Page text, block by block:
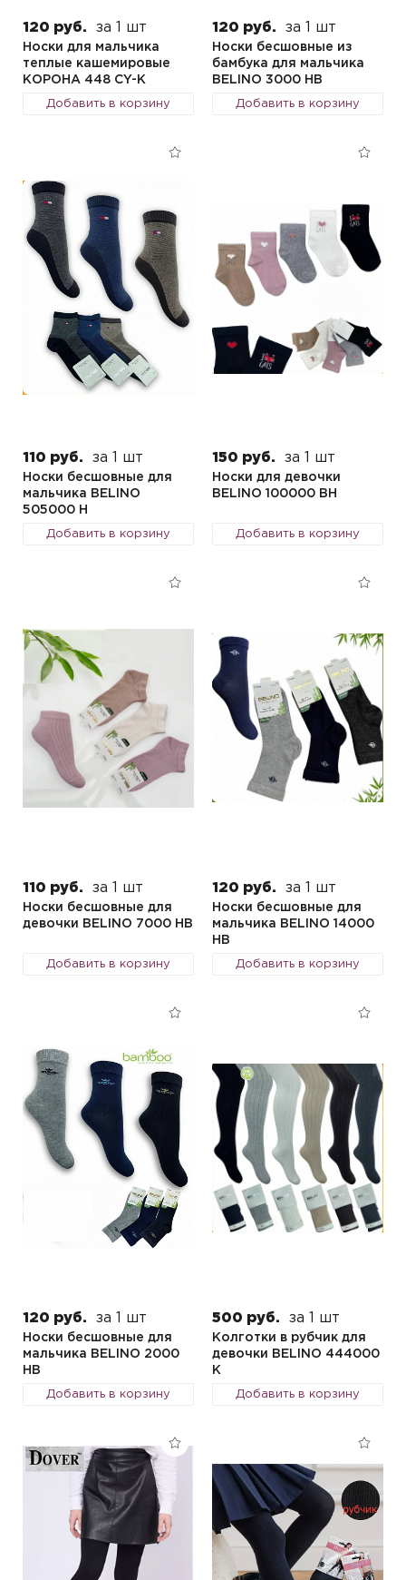
120 руб. за 1 шт
Носки для мальчика
теплые кашемировые
КОРОНА 448 CY-K
Добавить в корзину
120 руб. за 1 шт
Носки бесшовные из
бамбука для мальчика
BELINO 3000 HB
Добавить в корзину
110 руб. за 1 шт
Носки бесшовные для
мальчика BELINO
505000 H
Добавить в корзину
150 руб. за 1 шт
Носки для девочки
BELINO 100000 BH
Добавить в корзину
110 руб. за 1 шт
Носки бесшовные для
девочки BELINO 7000 HB
Добавить в корзину
120 руб. за 1 шт
Носки бесшовные для
мальчика BELINO 14000
HB
Добавить в корзину
120 руб. за 1 шт
Носки бесшовные для
мальчика BELINO 2000
HB
Добавить в корзину
500 руб. за 1 шт
Колготки в рубчик для
девочки BELINO 444000
K
Добавить в корзину